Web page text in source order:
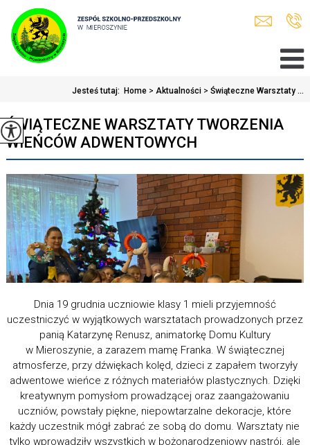
Jesteś tutaj: Home > Aktualności > Świąteczne Warsztaty ...
ŚWIĄTECZNE WARSZTATY TWORZENIA
WIEŃCÓW ADWENTOWYCH
Dnia 19 grudnia uczniowie klasy 1 mieli przyjemność
uczestniczyć w wyjątkowych warsztatach prowadzonych przez
panią Katarzynę Renusz, animatorkę Domu Kultury
w Mieroszynie, a zarazem mamę Franka. W świątecznej
atmosferze, przy dźwiękach kolęd, dzieci z zapałem tworzyły
adwentowe wieńce z różnych materiałów plastycznych. Dzięki
kreatywnym pomysłom prowadzącej oraz zaangażowaniu
uczniów, powstały piękne, niepowtarzalne dekoracje, które
każdy uczestnik mógł zabrać ze sobą do domu. Warsztaty nie
tylko wprowadziły wszystkich w bożonarodzeniowy nastrój, ale